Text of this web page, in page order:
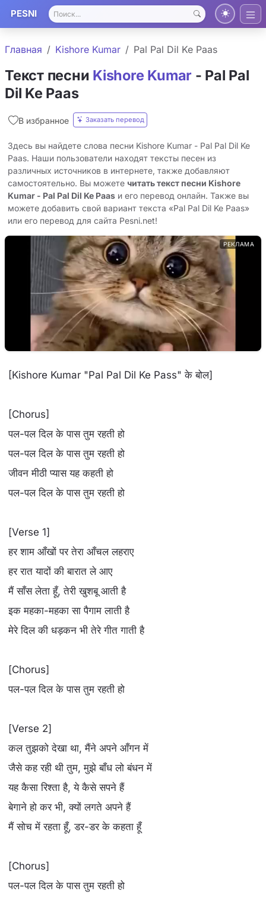
PESNI
Главная Kishore Kumar Pal Pal Dil Ke Paas
Текст песни Kishore Kumar - Pal Pal
Dil Ke Paas
В избранное Заказать перевод
Здесь вы найдете слова песни Kishore Kumar - Pal Pal Dil Ke
Paas. Наши пользователи находят тексты песен из
различных источников в интернете, также добавляют
самостоятельно. Вы можете читать текст песни Kishore
Kumar - Pal Pal Dil Ke Paas и его перевод онлайн. Также вы
можете добавить свой вариант текста «Pal Pal Dil Ke Paas»
или его перевод для сайта Pesni.net!
РЕКЛАМА
[Kishore Kumar "Pal Pal Dil Ke Pass" के बोल]
[Chorus]
पल-पल दिल के पास तुम रहती हो
पल-पल दिल के पास तुम रहती हो
जीवन मीठी प्यास यह कहती हो
पल-पल दिल के पास तुम रहती हो
[Verse 1]
हर शाम आँखों पर तेरा आँचल लहराए
हर रात यादों की बारात ले आए
मैं साँस लेता हूँ, तेरी खुशबू आती है
इक महका-महका सा पैगाम लाती है
मेरे दिल की धड़कन भी तेरे गीत गाती है
[Chorus]
पल-पल दिल के पास तुम रहती हो
[Verse 2]
कल तुझको देखा था, मैंने अपने आँगन में
जैसे कह रही थी तुम, मुझे बाँध लो बंधन में
यह कैसा रिश्ता है, ये कैसे सपने हैं
बेगाने हो कर भी, क्यों लगते अपने हैं
मैं सोच में रहता हूँ, डर-डर के कहता हूँ
[Chorus]
पल-पल दिल के पास तुम रहती हो